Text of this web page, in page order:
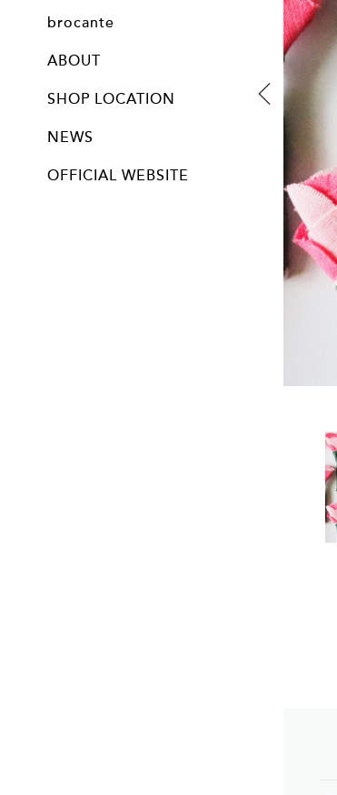
brocante
ABOUT
SHOP LOCATION
NEWS
OFFICIAL WEBSITE